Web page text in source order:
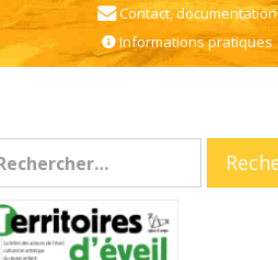
Contact, documentation
Informations pratiques